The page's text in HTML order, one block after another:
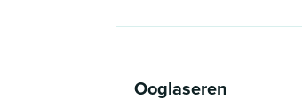
Ooglaseren